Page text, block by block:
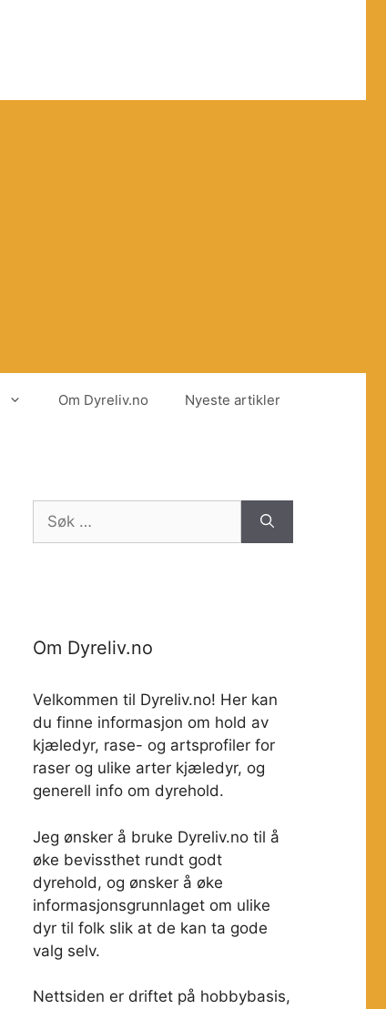
Om Dyreliv.no Nyeste artikler
Søk
etter:
Om Dyreliv.no
Velkommen til Dyreliv.no! Her kan
du finne informasjon om hold av
kjæledyr, rase- og artsprofiler for
raser og ulike arter kjæledyr, og
generell info om dyrehold.
Jeg ønsker å bruke Dyreliv.no til å
øke bevissthet rundt godt
dyrehold, og ønsker å øke
informasjonsgrunnlaget om ulike
dyr til folk slik at de kan ta gode
valg selv.
Nettsiden er driftet på hobbybasis,